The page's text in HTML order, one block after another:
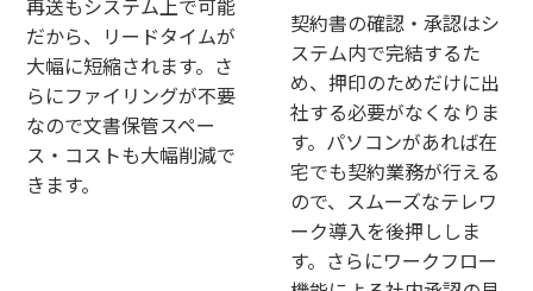
再送もシステム上で可能
だから、リードタイムが
大幅に短縮されます。さ
らにファイリングが不要
なので文書保管スペー
ス・コストも大幅削減で
きます。
契約書の確認・承認はシ
ステム内で完結するた
め、押印のためだけに出
社する必要がなくなりま
す。パソコンがあれば在
宅でも契約業務が行える
ので、スムーズなテレワ
ーク導入を後押ししま
す。さらにワークフロー